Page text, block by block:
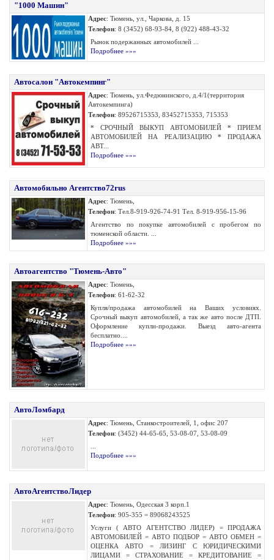
"1000 Машин"
Адрес: Тюмень, ул., Чаркова, д. 15
Телефон: 8 (3452) 68-93-84, 8 (922) 488-43-32
Рынок подержанных автомобилей ...
Подробнее »»»
Автосалон "Автокемпинг"
Адрес: Тюмень, ул.Федюнинского, д.4/1(территория
Автокемпинга)
Телефон: 89526715353, 83452715353, 715353
* СРОЧНЫЙ ВЫКУП АВТОМОБИЛЕЙ * ПРИЕМ
АВТОМОБИЛЕЙ НА РЕАЛИЗАЦИЮ * ПРОДАЖА
АВТ...
Подробнее »»»
Автомобильно Агентство72rus
Адрес: Тюмень,
Телефон: Тел.8-919-926-74-91 Тел. 8-919-956-15-96
Агентство по покупке автомобилей с пробегом по
тюменской области. ...
Подробнее »»»
Автоагентство "Тюмень-Авто"
Адрес: Тюмень,
Телефон: 61-62-32
Купля/продажа автомобилей на Ваших условиях.
Срочный выкуп автомобилей, а так же авто после ДТП.
Оформление купли-продажи. Выезд авто-агента
бесплатно....
Подробнее »»»
АвтоЛомбард
Адрес: Тюмень, Станкостроителей, 1, офис 207
Телефон: (3452) 44-65-65, 53-08-07, 53-08-09
Подробнее »»»
АвтоАгентствоЛидер
Адрес: Тюмень, Одесская 3 корп.1
Телефон: 905-355 = 89068243525
Услуги ( АВТО АГЕНТСТВО ЛИДЕР) = ПРОДАЖА
АВТОМОБИЛЕЙ = АВТО ПОДБОР = АВТО ОБМЕН =
ОЦЕНКА АВТО = ЛИЗИНГ С ЮРИДИЧЕСКИМИ
ЛИЦАМИ = СТРАХОВАНИЕ = КРЕДИТОВАНИЕ =